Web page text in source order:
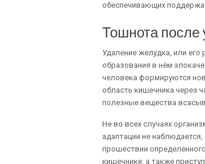
обеспечивающих
Тошнота после
Удаление желудка, или его
образования в нём
человека формируются
область кишечника через
полезные вещества
Не во всех случаях
адаптации не
прошествии
кишечнике, а также